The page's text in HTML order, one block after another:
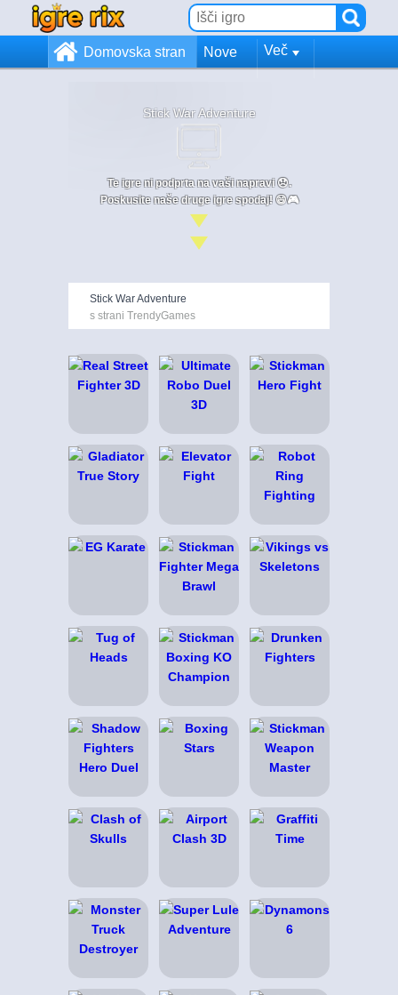
Domovska stran Nove Več
Stick War Adventure
Te igre ni podprta na vaši napravi 😞.
Poskusite naše druge igre spodaj! 😄🎮
Stick War Adventure
s strani TrendyGames